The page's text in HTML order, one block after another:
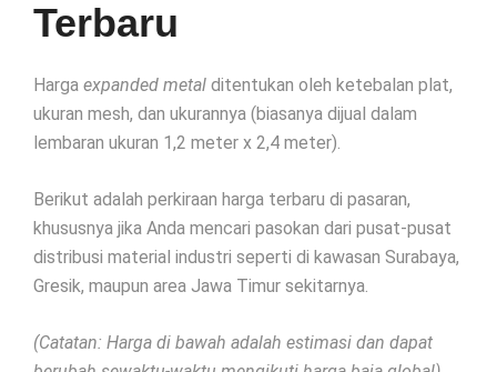
Terbaru
Harga expanded metal ditentukan oleh ketebalan plat,
ukuran mesh, dan ukurannya (biasanya dijual dalam
lembaran ukuran 1,2 meter x 2,4 meter).
Berikut adalah perkiraan harga terbaru di pasaran,
khususnya jika Anda mencari pasokan dari pusat-pusat
distribusi material industri seperti di kawasan Surabaya,
Gresik, maupun area Jawa Timur sekitarnya.
(Catatan: Harga di bawah adalah estimasi dan dapat